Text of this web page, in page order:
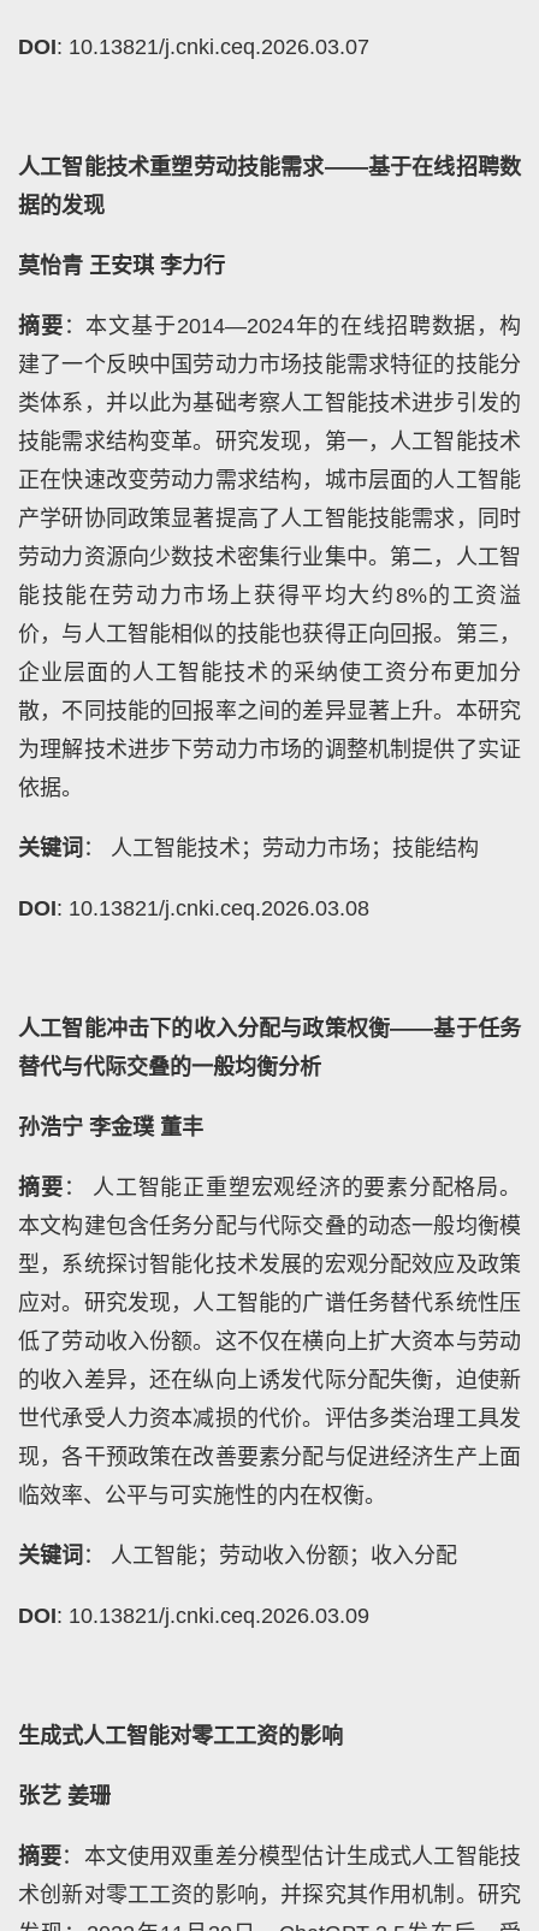
DOI: 10.13821/j.cnki.ceq.2026.03.07
人工智能技术重塑劳动技能需求——基于在线招聘数
据的发现
莫怡青 王安琪 李力行
摘要 ：本文基于2014—2024年的在线招聘数据，构
建了一个反映中国劳动力市场技能需求特征的技能分
类体系，并以此为基础考察人工智能技术进步引发的
技能需求结构变革。研究发现，第一，人工智能技术
正在快速改变劳动力需求结构，城市层面的人工智能
产学研协同政策显著提高了人工智能技能需求，同时
劳动力资源向少数技术密集行业集中。第二，人工智
能技能在劳动力市场上获得平均大约8%的工资溢
价，与人工智能相似的技能也获得正向回报。第三，
企业层面的人工智能技术的采纳使工资分布更加分
散，不同技能的回报率之间的差异显著上升。本研究
为理解技术进步下劳动力市场的调整机制提供了实证
依据。
关键词 ： 人工智能技术；劳动力市场；技能结构
DOI: 10.13821/j.cnki.ceq.2026.03.08
人工智能冲击下的收入分配与政策权衡——基于任务
替代与代际交叠的一般均衡分析
孙浩宁 李金璞 董丰
摘要 ： 人工智能正重塑宏观经济的要素分配格局。
本文构建包含任务分配与代际交叠的动态一般均衡模
型，系统探讨智能化技术发展的宏观分配效应及政策
应对。研究发现，人工智能的广谱任务替代系统性压
低了劳动收入份额。这不仅在横向上扩大资本与劳动
的收入差异，还在纵向上诱发代际分配失衡，迫使新
世代承受人力资本减损的代价。评估多类治理工具发
现，各干预政策在改善要素分配与促进经济生产上面
临效率、公平与可实施性的内在权衡。
关键词 ： 人工智能；劳动收入份额；收入分配
DOI: 10.13821/j.cnki.ceq.2026.03.09
生成式人工智能对零工工资的影响
张艺 姜珊
摘要：本文使用双重差分模型估计生成式人工智能技
术创新对零工工资的影响，并探究其作用机制。研究